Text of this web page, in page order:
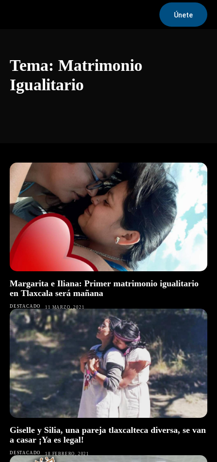
Únete
Tema: Matrimonio
Igualitario
Margarita e Iliana: Primer matrimonio igualitario
en Tlaxcala será mañana
DESTACADO 11 MARZO, 2021
Giselle y Silia, una pareja tlaxcalteca diversa, se van
a casar ¡Ya es legal!
DESTACADO 18 FEBRERO, 2021